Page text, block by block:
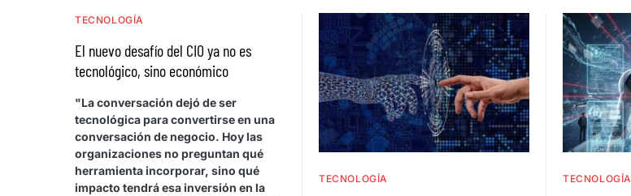
TECNOLOGÍA
El nuevo desafío del CIO ya no es
tecnológico, sino económico
"La conversación dejó de ser
tecnológica para convertirse en una
conversación de negocio. Hoy las
organizaciones no preguntan qué
herramienta incorporar, sino qué
impacto tendrá esa inversión en la
TECNOLOGÍA TECNOLOGÍA